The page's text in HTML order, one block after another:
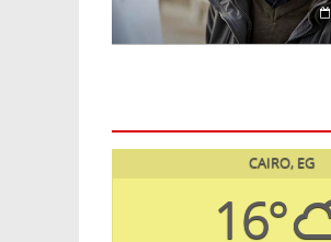
15 مارس، 2026
CAIRO, EG
16°